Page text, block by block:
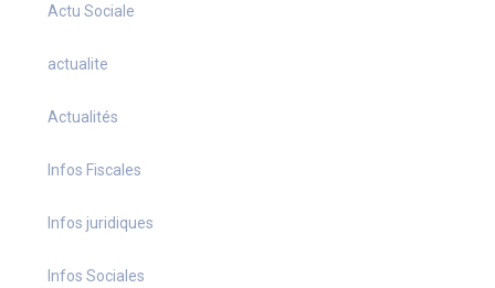
Actu Sociale
actualite
Actualités
Infos Fiscales
Infos juridiques
Infos Sociales